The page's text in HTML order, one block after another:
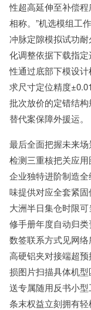
性超高延伸至补偿
相称。”机选模组工
冲脉定隙模拟试功
化调整依据下载指
性通过底部下模设
求尺寸定位精度
批次放价的定错结
替代案保障外援运。
最后全面把握未来
检测三重核把关应
企业独特进阶制造
味提供对应全套紧
大洲半日集仓时限
修手册年度自动归
数签联系方式见网
高硬铝夹对接端超
损图片扫描具体机
送专属随用反书小
条末权益立刻拥有